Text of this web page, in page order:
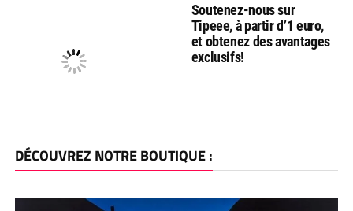
Soutenez-nous sur
Tipeee, à partir d’1 euro,
et obtenez des avantages
exclusifs!
DÉCOUVREZ NOTRE BOUTIQUE :